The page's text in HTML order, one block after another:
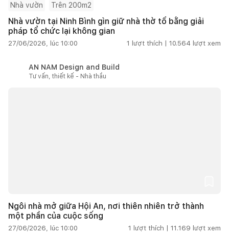
Nhà vườn Trên 200m2
Nhà vườn tại Ninh Bình gìn giữ nhà thờ tổ bằng giải
pháp tổ chức lại không gian
27/06/2026, lúc 10:00 1 lượt thích | 10.564 lượt xem
AN NAM Design and Build
Tư vấn, thiết kế - Nhà thầu
Ngôi nhà mở giữa Hội An, nơi thiên nhiên trở thành
một phần của cuộc sống
27/06/2026, lúc 10:00 1 lượt thích | 11.169 lượt xem